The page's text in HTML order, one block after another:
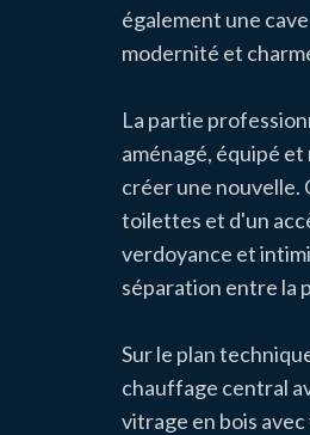
également une
modernité et
La partie
aménagé, équipé
créer une nouvelle.
toilettes et d'un
verdoyance et
séparation entre la
Sur le plan
chauffage central
vitrage en bois